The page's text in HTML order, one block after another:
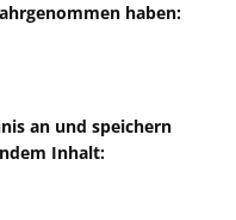
haben:
an und speichern
Inhalt: